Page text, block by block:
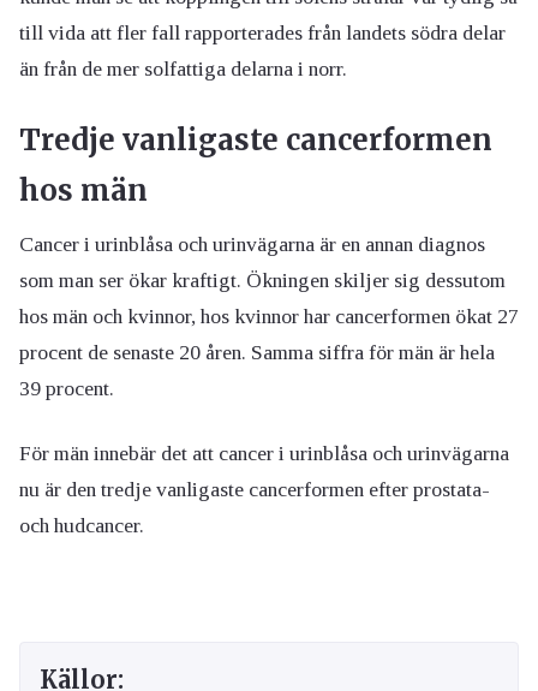
till vida att fler fall rapporterades från landets södra delar
än från de mer solfattiga delarna i norr.
Tredje vanligaste cancerformen
hos män
Cancer i urinblåsa och urinvägarna är en annan diagnos
som man ser ökar kraftigt. Ökningen skiljer sig dessutom
hos män och kvinnor, hos kvinnor har cancerformen ökat 27
procent de senaste 20 åren. Samma siffra för män är hela
39 procent.
För män innebär det att cancer i urinblåsa och urinvägarna
nu är den tredje vanligaste cancerformen efter prostata-
och hudcancer.
Källor: